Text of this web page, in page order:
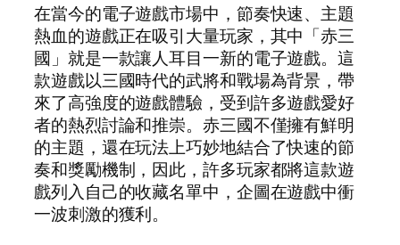
在當今的電子遊戲市場中，節奏快速、主題
熱血的遊戲正在吸引大量玩家，其中「赤三
國」就是一款讓人耳目一新的電子遊戲。這
款遊戲以三國時代的武將和戰場為背景，帶
來了高強度的遊戲體驗，受到許多遊戲愛好
者的熱烈討論和推崇。赤三國不僅擁有鮮明
的主題，還在玩法上巧妙地結合了快速的節
奏和獎勵機制，因此，許多玩家都將這款遊
戲列入自己的收藏名單中，企圖在遊戲中衝
一波刺激的獲利。